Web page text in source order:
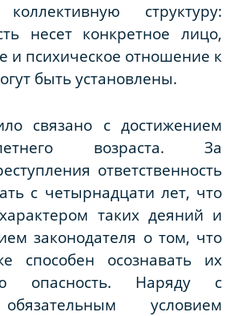
структуру:
несет конкретное лицо,
и психическое отношение к
быть установлены.
связано с достижением
возраста. За
ответственность
с четырнадцати лет, что
таких деяний и
законодателя о том, что
способен осознавать их
опасность. Наряду с
условием